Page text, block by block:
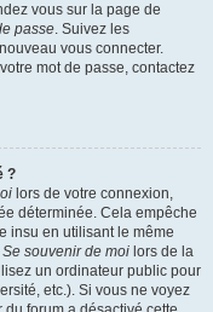
vous sur la page de
passe. Suivez les
vous connecter.
mot de passe, contactez
?
lors de votre connexion,
déterminée. Cela empêche
insu en utilisant le même
Se souvenir de moi lors de la
un ordinateur public pour
etc.). Si vous ne voyez